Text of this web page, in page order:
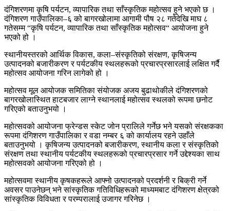
दंगिशरणमा कृषि पर्यटन, व्यापारिक तथा साँस्कृतिक महोत्सव हुने भएको छ ।
दंगिशरण गाउँपालिका–६ को बागरखोलामा आगामी पौष २८ गतेदेखि माघ ८
गतेसम्म “कृषि पर्यटन, व्यापारिक तथा साँस्कृतिक महोत्सव“ आयोजना हुने
भएको हो ।
स्थानीयस्तरको आर्थिक विकास, कला–संस्कृतिको संरक्षण, कृषिजन्य
उत्पादनको बजारीकरण र पर्यटकीय स्थलहरूको प्रचारप्रसारलाई लक्षित गर्दै
महोत्सव आयोजना गरिन लागेको हो ।
महोत्सव मूल आयोजक समितिका संयोजक अजय बुढाथोकीले दंगिशरणको
बागरखोलास्थित हाटबजार लाग्ने स्थानलाई महोत्सव स्थलको रूपमा छनोट
गरिएको बताउनुभयो ।
महोत्सवको आयोजना फ्रेन्डस स्केट जोन प्रालिले गर्नेछ भने यसको संरक्षकका
रूपमा दंगिशरण गाउँपालिका र वडा नम्बर ६ को कार्यालय रहने उहाँले
बताउनुभयो । कृषिजन्य उत्पादनको बजारीकरण, स्थानीय कला र संस्कृतिको
संरक्षण तथा स्थानीय पर्यटकीय स्थलहरूको प्रचारप्रसार गर्ने उद्देश्यका साथ
महोत्सवको आयोजना गरिएको हो ।
महोत्सवमा स्थानीय कृषकहरूले आफ्नो उत्पादनको प्रदर्शनी र बिक्री गर्ने
अवसर पाउनेछन् भने सांस्कृतिक गतिविधिहरूको माध्यमबाट दंगिशरण क्षेत्रको
सांस्कृतिक विविधता र परम्परालाई उजागर गरिनेछ ।